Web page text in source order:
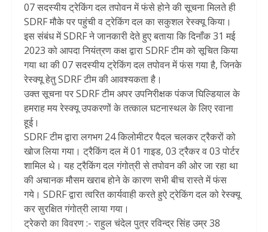
07 सदस्यीय ट्रेकिंग दल तपोवन में फंसे होने की सूचना मिलते ही
SDRF मौके पर पहुंची व ट्रेकिंग दल का सकुशल रेस्क्यू किया।
इस संबंध में SDRF ने जानकारी देते हुए बताया कि दिनाँक 31 मई
2023 को आपदा नियंत्रण कक्ष द्वारा SDRF टीम को सूचित किया
गया था की 07 सदस्यीय ट्रेकिंग दल तपोवन में फंस गया है, जिनके
रेस्क्यू हेतु SDRF टीम की आवश्यकता है।
उक्त सूचना पर SDRF टीम अपर उपनिरीक्षक पंकज घिल्डियाल के
हमराह मय रेस्क्यू उपकरणों के तत्काल घटनास्थल के लिए रवाना
हूई।
SDRF टीम द्वारा लगभग 24 किलोमीटर पैदल चलकर ट्रैकरों को
खोज लिया गया। ट्रैकिंग दल में 01 गाइड, 03 ट्रैकर व 03 पोर्टर
शामिल थे। यह ट्रैकिंग दल गंगोत्री से तपोवन की ओर जा रहा था
की अचानक मौसम खराब होने के कारण सभी बीच रास्ते में फंस
गये। SDRF द्वारा त्वरित कार्यवाही करते हुऐ ट्रेकिंग दल को रेस्क्यू
कर सुरक्षित गंगोत्री लाया गया।
ट्रेकरो का विवरण :- राहुल चंदेल पुत्र रविन्द्र सिंह उम्र 38